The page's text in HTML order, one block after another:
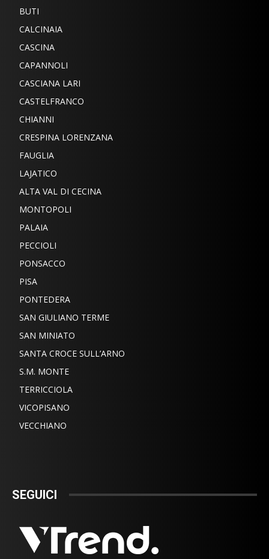
BUTI
CALCINAIA
CASCINA
CAPANNOLI
CASCIANA LARI
CASTELFRANCO
CHIANNI
CRESPINA LORENZANA
FAUGLIA
LAJATICO
ALTA VAL DI CECINA
MONTOPOLI
PALAIA
PECCIOLI
PONSACCO
PISA
PONTEDERA
SAN GIULIANO TERME
SAN MINIATO
SANTA CROCE SULL’ARNO
S.M. MONTE
TERRICCIOLA
VICOPISANO
VECCHIANO
SEGUICI